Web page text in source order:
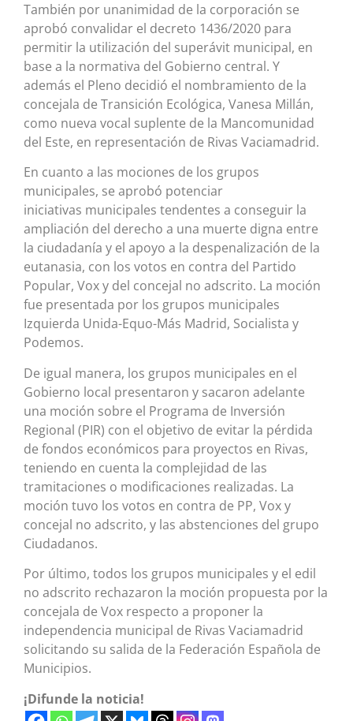
También por unanimidad de la corporación se
aprobó convalidar el decreto 1436/2020 para
permitir la utilización del superávit municipal, en
base a la normativa del Gobierno central. Y
además el Pleno decidió el nombramiento de la
concejala de Transición Ecológica, Vanesa Millán,
como nueva vocal suplente de la Mancomunidad
del Este, en representación de Rivas Vaciamadrid.
En cuanto a las mociones de los grupos
municipales, se aprobó potenciar
iniciativas municipales tendentes a conseguir la
ampliación del derecho a una muerte digna entre
la ciudadanía y el apoyo a la despenalización de la
eutanasia, con los votos en contra del Partido
Popular, Vox y del concejal no adscrito. La moción
fue presentada por los grupos municipales
Izquierda Unida-Equo-Más Madrid, Socialista y
Podemos.
De igual manera, los grupos municipales en el
Gobierno local presentaron y sacaron adelante
una moción sobre el Programa de Inversión
Regional (PIR) con el objetivo de evitar la pérdida
de fondos económicos para proyectos en Rivas,
teniendo en cuenta la complejidad de las
tramitaciones o modificaciones realizadas. La
moción tuvo los votos en contra de PP, Vox y
concejal no adscrito, y las abstenciones del grupo
Ciudadanos.
Por último, todos los grupos municipales y el edil
no adscrito rechazaron la moción propuesta por la
concejala de Vox respecto a proponer la
independencia municipal de Rivas Vaciamadrid
solicitando su salida de la Federación Española de
Municipios.
¡Difunde la noticia!